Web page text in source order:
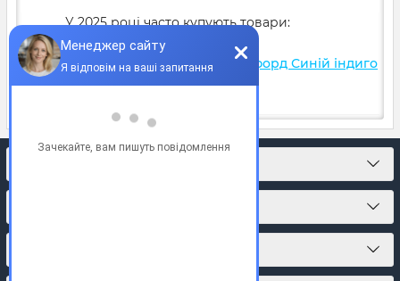
У 2025 році часто купують товари:
Крісло іграшка Слон Оксфорд Синій індиго
- 1700грн;